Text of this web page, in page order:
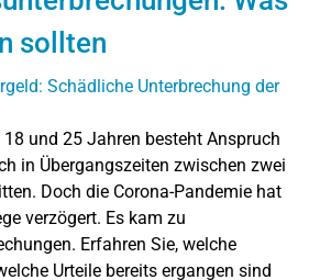
sollten
und 25 Jahren besteht Anspruch
in Übergangszeiten zwischen zwei
Doch die Corona-Pandemie hat
verzögert. Es kam zu
Erfahren Sie, welche
Urteile bereits ergangen sind